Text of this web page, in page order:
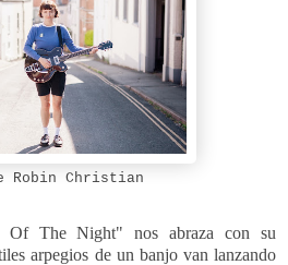
Robin Christian
Of The Night" nos abraza con su
arpegios de un banjo van lanzando